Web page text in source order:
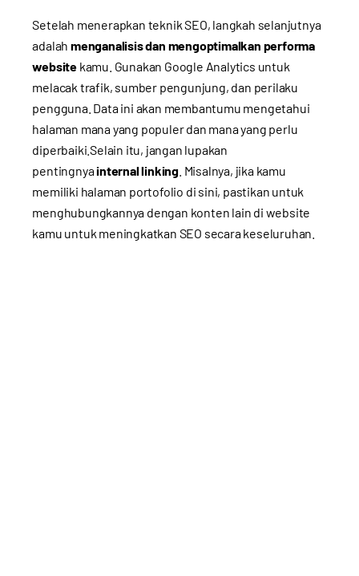
Setelah menerapkan teknik SEO, langkah selanjutnya
adalah menganalisis dan mengoptimalkan performa
websitekamu. Gunakan Google Analytics untuk
melacak trafik, sumber pengunjung, dan perilaku
pengguna. Data ini akan membantumu mengetahui
halaman mana yang populer dan mana yang perlu
diperbaiki.Selain itu, jangan lupakan
pentingnyainternal linking. Misalnya, jika kamu
memiliki halaman portofolio di sini, pastikan untuk
menghubungkannya dengan konten lain di website
kamu untuk meningkatkan SEO secara keseluruhan.